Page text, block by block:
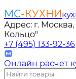
МС-КУХНИ
Адрес: г.
Кольцо"
+7 (495) 133-92-36
Онлайн расчет